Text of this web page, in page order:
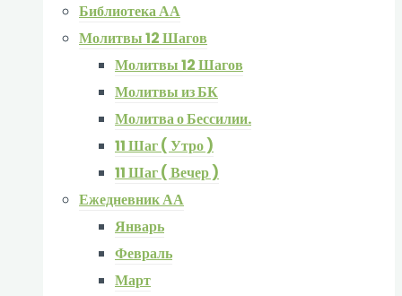
Библиотека АА
Молитвы 12 Шагов
Молитвы 12 Шагов
Молитвы из БК
Молитва о Бессилии.
11 Шаг ( Утро )
11 Шаг ( Вечер )
Ежедневник АА
Январь
Февраль
Март